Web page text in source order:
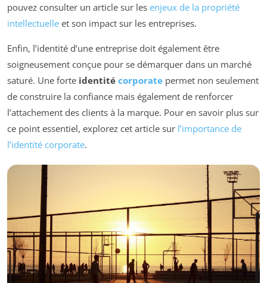
pouvez consulter un article sur les enjeux de la propriété
intellectuelle et son impact sur les entreprises.
Enfin, l’identité d’une entreprise doit également être
soigneusement conçue pour se démarquer dans un marché
saturé. Une forte identité corporate permet non seulement
de construire la confiance mais également de renforcer
l’attachement des clients à la marque. Pour en savoir plus sur
ce point essentiel, explorez cet article sur l’importance de
l’identité corporate.